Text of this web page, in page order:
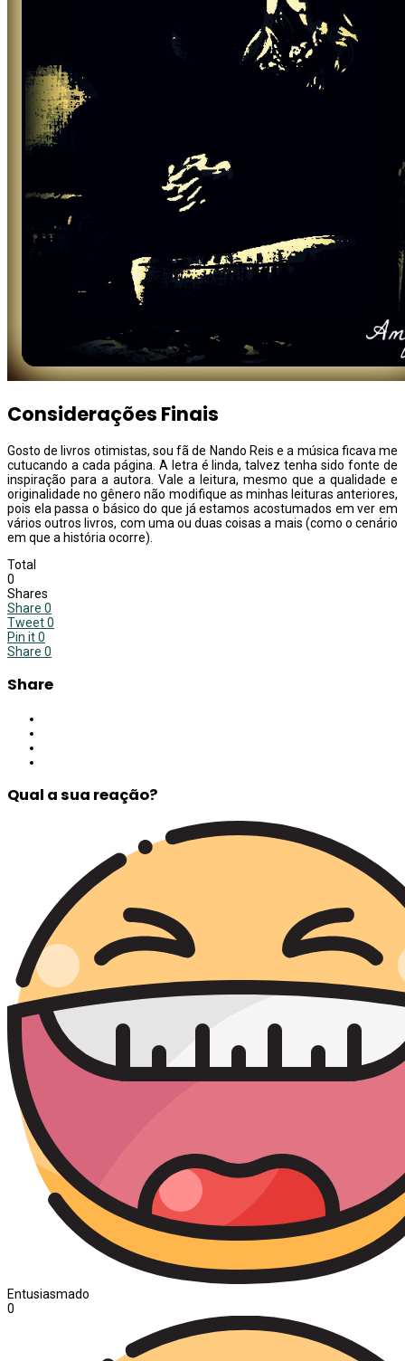
Considerações Finais
Gosto de livros otimistas, sou fã de Nando Reis e a música ficava me
cutucando a cada página. A letra é linda, talvez tenha sido fonte de
inspiração para a autora. Vale a leitura, mesmo que a qualidade e
originalidade no gênero não modifique as minhas leituras anteriores,
pois ela passa o básico do que já estamos acostumados em ver em
vários outros livros, com uma ou duas coisas a mais (como o cenário
em que a história ocorre).
Total
0
Shares
Share 0
Tweet0
Pin it0
Share 0
Share
Qual a sua reação?
Entusiasmado
0